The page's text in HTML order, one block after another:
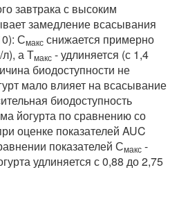
завтрака с высоким
замедление всасывания
Смакс снижается примерно
л), а Тмакс - удлиняется (с 1,4
биодоступности не
мало влияет на всасывание
биодоступность
йогурта по сравнению со
оценке показателей AUC
показателей Смакс -
удлиняется с 0,88 до 2,75